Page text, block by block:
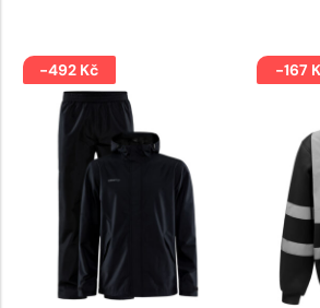
-492 Kč -167